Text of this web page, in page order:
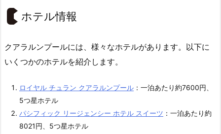
ホテル情報
クアラルンプールには、様々なホテルがあります。以下に
いくつかのホテルを紹介します。
ロイヤル チュラン クアラルンプール ：一泊あたり約7600円、
5つ星ホテル
パシフィック リージェンシー ホテル スイーツ ：一泊あたり約
8021円、5つ星ホテル